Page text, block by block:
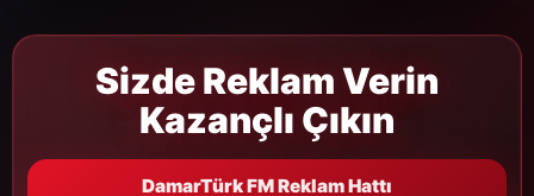
Sizde Reklam Verin
Kazançlı Çıkın
DamarTürk FM Reklam Hattı